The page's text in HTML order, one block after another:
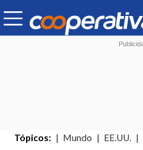
Tópicos: Mundo EE.UU.